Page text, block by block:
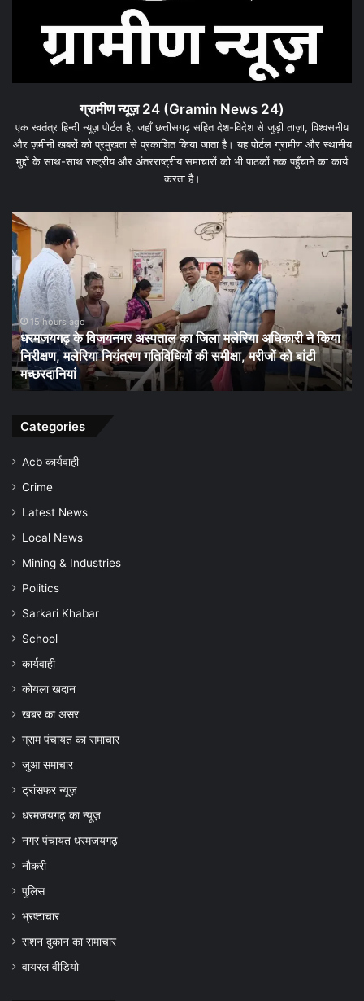
ग्रामीण न्यूज़ 24 (Gramin News 24)
एक स्वतंत्र हिन्दी न्यूज़ पोर्टल है, जहाँ छत्तीसगढ़ सहित देश-विदेश से जुड़ी ताज़ा, विश्वसनीय
और ज़मीनी खबरों को प्रमुखता से प्रकाशित किया जाता है। यह पोर्टल ग्रामीण और स्थानीय
मुद्दों के साथ-साथ राष्ट्रीय और अंतरराष्ट्रीय समाचारों को भी पाठकों तक पहुँचाने का कार्य
करता है।
मलेरिया अधिकारी ने किया
समीक्षा, मरीजों को बांटी
सिथरा
के
स्कूल
में
पीने
का
पानी
नहीं,
सड़क
18 hours ago
धरमजयगढ़ के सिथरा के स्कूल में पीने का
प्यास बुझा रहे बच्चे… बीईओ कब देंगे ध्यान…
Categories
Acb कार्यवाही
Crime
Latest News
Local News
Mining & Industries
Politics
Sarkari Khabar
School
कार्यवाही
कोयला खदान
खबर का असर
ग्राम पंचायत का समाचार
जुआ समाचार
ट्रांसफर न्यूज़
धरमजयगढ़ का न्यूज़
नगर पंचायत धरमजयगढ़
नौकरी
पुलिस
भ्रष्टाचार
राशन दुकान का समाचार
वायरल वीडियो